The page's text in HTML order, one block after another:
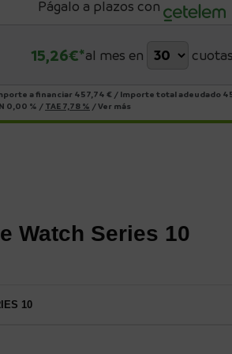
Págalo a plazos con
15,26€*al mes en cuotas
a financiar 457,74 € / Importe total adeudado
0,00 % / TAE 7,78 % /Ver más
Watch Series 10
10